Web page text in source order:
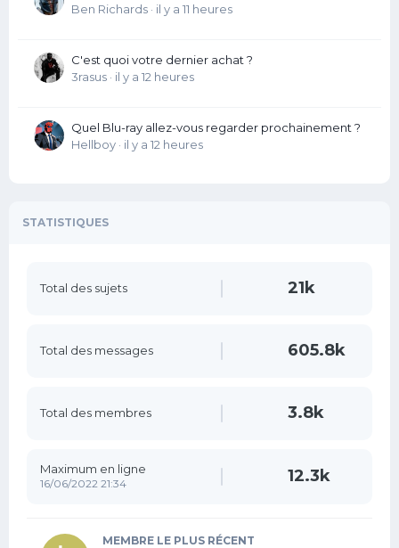
Ben Richards · il y a 11 heures
C'est quoi votre dernier achat ?
3rasus · il y a 12 heures
Quel Blu-ray allez-vous regarder prochainement ?
Hellboy · il y a 12 heures
STATISTIQUES
Total des sujets 21k
Total des messages 605.8k
Total des membres 3.8k
Maximum en ligne
16/06/2022 21:34 12.3k
MEMBRE LE PLUS RÉCENT